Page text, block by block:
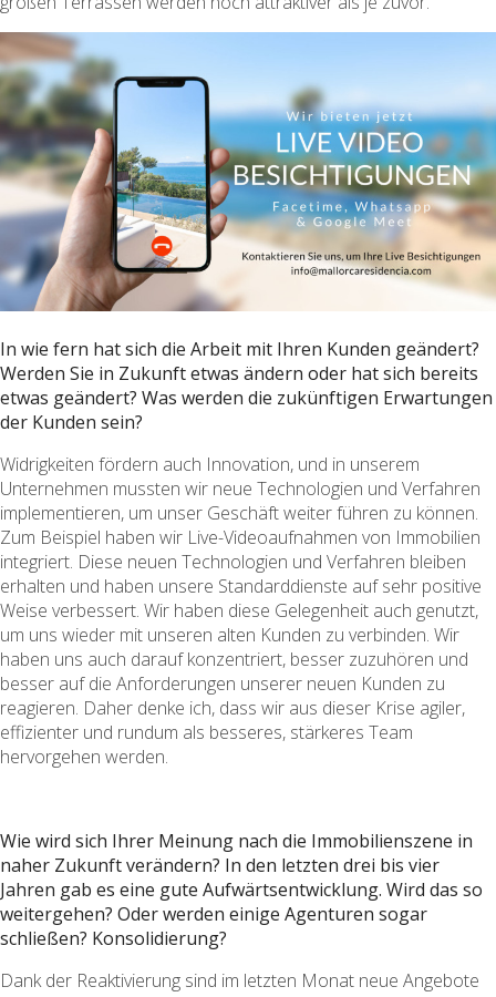
In wie fern hat sich die Arbeit mit Ihren Kunden geändert?
Werden Sie in Zukunft etwas ändern oder hat sich bereits
etwas geändert? Was werden die zukünftigen Erwartungen
der Kunden sein?
Widrigkeiten fördern auch Innovation, und in unserem
Unternehmen mussten wir neue Technologien und Verfahren
implementieren, um unser Geschäft weiter führen zu können.
Zum Beispiel haben wir Live-Videoaufnahmen von Immobilien
integriert. Diese neuen Technologien und Verfahren bleiben
erhalten und haben unsere Standarddienste auf sehr positive
Weise verbessert. Wir haben diese Gelegenheit auch genutzt,
um uns wieder mit unseren alten Kunden zu verbinden. Wir
haben uns auch darauf konzentriert, besser zuzuhören und
besser auf die Anforderungen unserer neuen Kunden zu
reagieren. Daher denke ich, dass wir aus dieser Krise agiler,
effizienter und rundum als besseres, stärkeres Team
hervorgehen werden.
Wie wird sich Ihrer Meinung nach die Immobilienszene in
naher Zukunft verändern? In den letzten drei bis vier
Jahren gab es eine gute Aufwärtsentwicklung. Wird das so
weitergehen? Oder werden einige Agenturen sogar
schließen? Konsolidierung?
Dank der Reaktivierung sind im letzten Monat neue Angebote